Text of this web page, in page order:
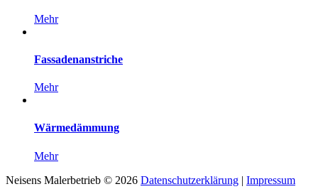
Mehr
Fassadenanstriche
Mehr
Wärmedämmung
Mehr
Neisens Malerbetrieb © 2026 Datenschutzerklärung | Impressum